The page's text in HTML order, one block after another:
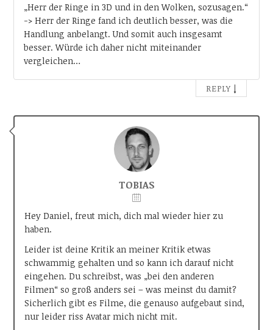
„Herr der Ringe in 3D und in den Wolken, sozusagen.“
-> Herr der Ringe fand ich deutlich besser, was die
Handlung anbelangt. Und somit auch insgesamt
besser. Würde ich daher nicht miteinander
vergleichen…
REPLY ↓
TOBIAS
Hey Daniel, freut mich, dich mal wieder hier zu
haben.
Leider ist deine Kritik an meiner Kritik etwas
schwammig gehalten und so kann ich darauf nicht
eingehen. Du schreibst, was „bei den anderen
Filmen“ so groß anders sei – was meinst du damit?
Sicherlich gibt es Filme, die genauso aufgebaut sind,
nur leider riss Avatar mich nicht mit.